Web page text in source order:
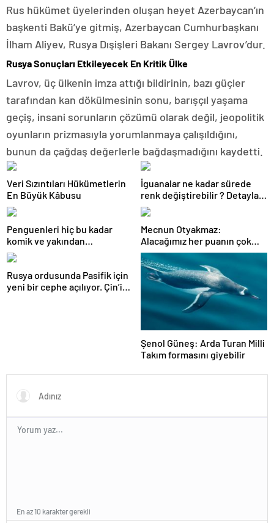
Rus hükümet üyelerinden oluşan heyet Azerbaycan’ın
başkenti Bakü’ye gitmiş, Azerbaycan Cumhurbaşkanı
İlham Aliyev, Rusya Dışişleri Bakanı Sergey Lavrov’dur.
Rusya Sonuçları Etkileyecek En Kritik Ülke
Lavrov, üç ülkenin imza attığı bildirinin, bazı güçler
tarafından kan dökülmesinin sonu, barışçıl yaşama
geçiş, insani sorunların çözümü olarak değil, jeopolitik
oyunların prizmasıyla yorumlanmaya çalışıldığını,
bunun da çağdaş değerlerle bağdaşmadığını kaydetti.
Veri Sızıntıları Hükümetlerin
En Büyük Kâbusu
İguanalar ne kadar sürede
renk değiştirebilir ? Detaylar
burada…
Penguenleri hiç bu kadar
komik ve yakından
görmemiştiniz
Mecnun Otyakmaz:
Alacağımız her puanın çok
önemi var
Rusya ordusunda Pasifik için
yeni bir cephe açılıyor. Çin’in
Şenol Güneş: Arda Turan Milli
Takım formasını giyebilir
En az 10 karakter gerekli